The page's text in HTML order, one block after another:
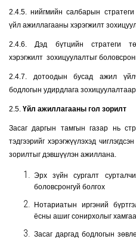
2.4.5. нийгмийн салбарын
үйл ажиллагааны хэрэгжилт
2.4.6. Дэд бүтцийн стратеги
хэрэгжилт зохицуулалтыг
2.4.7. дотоодын бусад ажил
бодлогын удирдлага
2.5. Үйл ажиллагааны гол зорилт
Засаг даргын тамгын газар нь
тэдгээрийг хэрэгжүүлэхэд
зорилтыг дэвшүүлэн ажиллана.
Эрх зүйн сургалт
боловсронгуй болгох
Нотариатын иргэний
ёсны ашиг сонирхолыг
Засаг даргад бодлогын